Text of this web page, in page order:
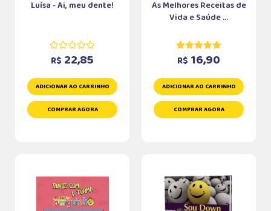
Luísa - Ai, meu dente!
R$ 22,85
ADICIONAR AO CARRINHO
COMPRAR AGORA
As Melhores Receitas de
Vida e Saúde ...
R$ 16,90
ADICIONAR AO CARRINHO
COMPRAR AGORA